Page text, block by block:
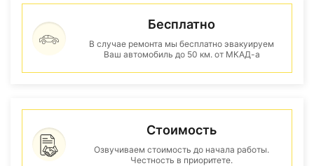
Бесплатно
В случае ремонта мы бесплатно эвакуируем
Ваш автомобиль до 50 км. от МКАД-а
Стоимость
Озвучиваем стоимость до начала работы.
Честность в приоритете.